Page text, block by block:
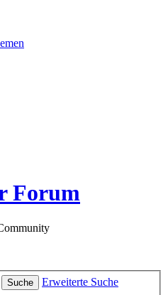
Forum
Suche Erweiterte Suche